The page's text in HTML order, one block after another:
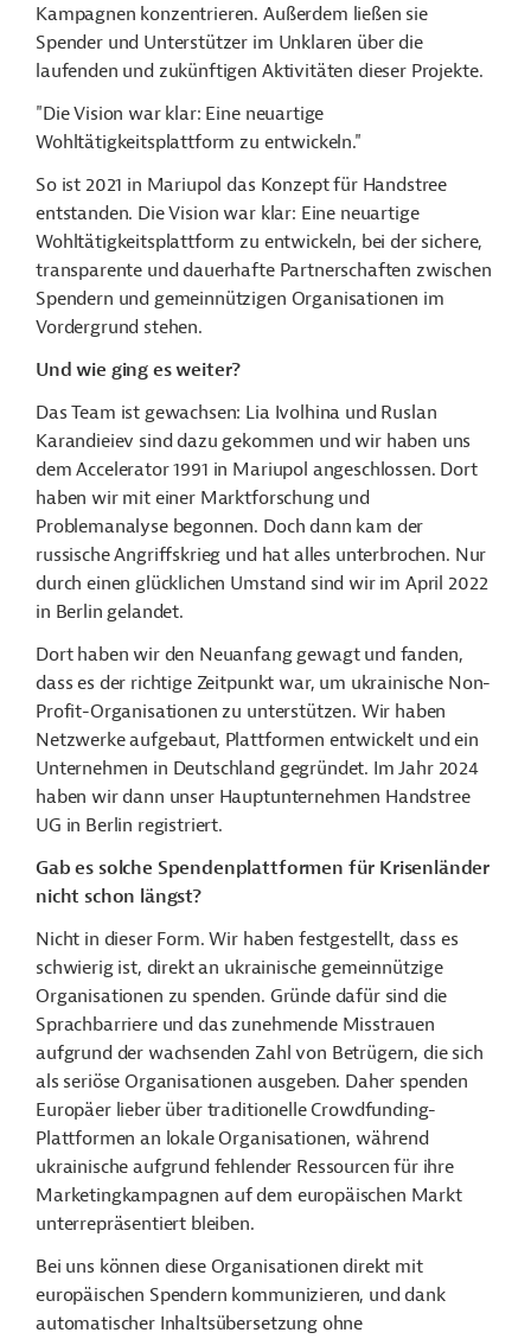
Kampagnen konzentrieren. Außerdem ließen sie
Spender und Unterstützer im Unklaren über die
laufenden und zukünftigen Aktivitäten dieser Projekte.
"Die Vision war klar: Eine neuartige
Wohltätigkeitsplattform zu entwickeln."
So ist 2021 in Mariupol das Konzept für Handstree
entstanden. Die Vision war klar: Eine neuartige
Wohltätigkeitsplattform zu entwickeln, bei der sichere,
transparente und dauerhafte Partnerschaften zwischen
Spendern und gemeinnützigen Organisationen im
Vordergrund stehen.
Und wie ging es weiter?
Das Team ist gewachsen: Lia Ivolhina und Ruslan
Karandieiev sind dazu gekommen und wir haben uns
dem Accelerator 1991 in Mariupol angeschlossen. Dort
haben wir mit einer Marktforschung und
Problemanalyse begonnen. Doch dann kam der
russische Angriffskrieg und hat alles unterbrochen. Nur
durch einen glücklichen Umstand sind wir im April 2022
in Berlin gelandet.
Dort haben wir den Neuanfang gewagt und fanden,
dass es der richtige Zeitpunkt war, um ukrainische Non-
Profit-Organisationen zu unterstützen. Wir haben
Netzwerke aufgebaut, Plattformen entwickelt und ein
Unternehmen in Deutschland gegründet. Im Jahr 2024
haben wir dann unser Hauptunternehmen Handstree
UG in Berlin registriert.
Gab es solche Spendenplattformen für Krisenländer
nicht schon längst?
Nicht in dieser Form. Wir haben festgestellt, dass es
schwierig ist, direkt an ukrainische gemeinnützige
Organisationen zu spenden. Gründe dafür sind die
Sprachbarriere und das zunehmende Misstrauen
aufgrund der wachsenden Zahl von Betrügern, die sich
als seriöse Organisationen ausgeben. Daher spenden
Europäer lieber über traditionelle Crowdfunding-
Plattformen an lokale Organisationen, während
ukrainische aufgrund fehlender Ressourcen für ihre
Marketingkampagnen auf dem europäischen Markt
unterrepräsentiert bleiben.
Bei uns können diese Organisationen direkt mit
europäischen Spendern kommunizieren, und dank
automatischer Inhaltsübersetzung ohne